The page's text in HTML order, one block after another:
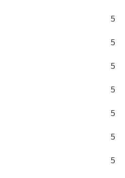
5
5
5
5
5
5
5